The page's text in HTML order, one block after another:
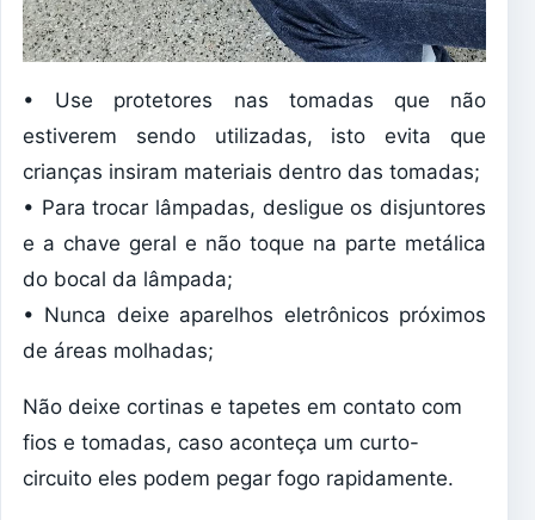
• Use protetores nas tomadas que não
estiverem sendo utilizadas, isto evita que
crianças insiram materiais dentro das tomadas;
• Para trocar lâmpadas, desligue os disjuntores
e a chave geral e não toque na parte metálica
do bocal da lâmpada;
• Nunca deixe aparelhos eletrônicos próximos
de áreas molhadas;
Não deixe cortinas e tapetes em contato com
fios e tomadas, caso aconteça um curto-
circuito eles podem pegar fogo rapidamente.